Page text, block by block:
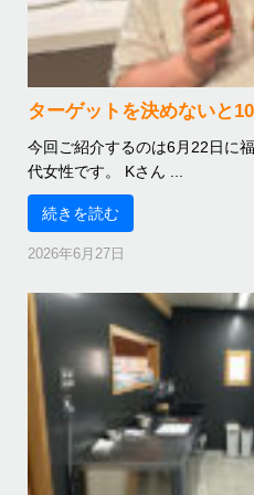
ターゲットを決めないと
今回ご紹介するのは6月22日に
代女性です。 Kさん ...
続きを読む
2026年6月27日